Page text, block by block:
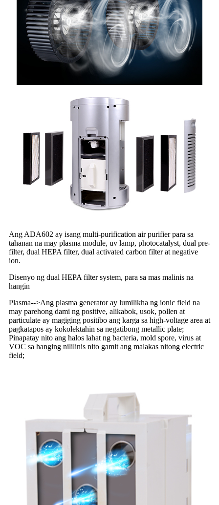
Ang ADA602 ay isang multi-purification air purifier para sa
tahanan na may plasma module, uv lamp, photocatalyst, dual pre-
filter, dual HEPA filter, dual activated carbon filter at negative
ion.
Disenyo ng dual HEPA filter system, para sa mas malinis na
hangin
Plasma-->Ang plasma generator ay lumilikha ng ionic field na
may parehong dami ng positive, alikabok, usok, pollen at
particulate ay magiging positibo ang karga sa high-voltage area at
pagkatapos ay kokolektahin sa negatibong metallic plate;
Pinapatay nito ang halos lahat ng bacteria, mold spore, virus at
VOC sa hanging nililinis nito gamit ang malakas nitong electric
field;